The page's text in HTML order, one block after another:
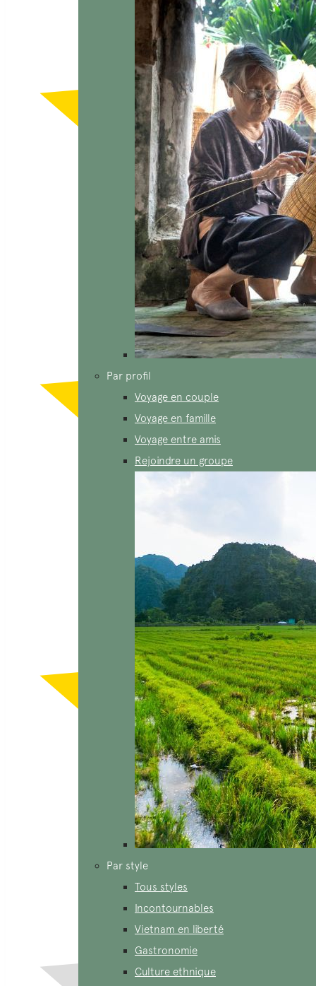
Par profil
Voyage en couple
Voyage en famille
Voyage entre amis
Rejoindre un groupe
Par style
Tous styles
Incontournables
Vietnam en liberté
Gastronomie
Culture ethnique